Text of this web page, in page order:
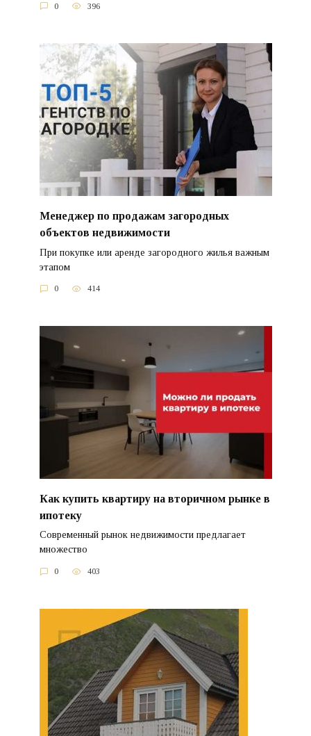
0 396
Менеджер по продажам загородных
объектов недвижимости
При покупке или аренде загородного жилья важным
этапом
0 414
Как купить квартиру на вторичном рынке в
ипотеку
Современный рынок недвижимости предлагает
множество
0 403